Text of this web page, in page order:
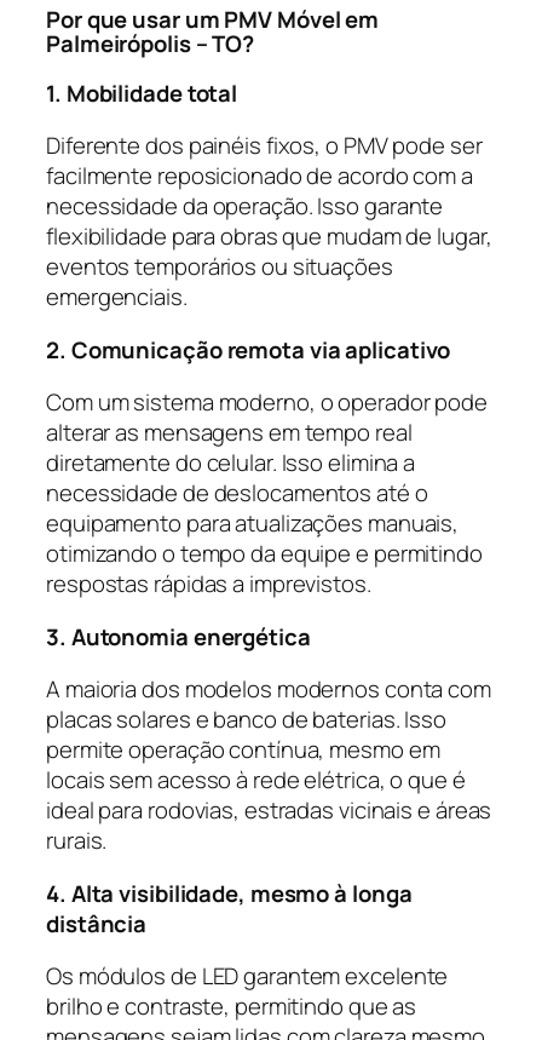
Por que usar um PMV Móvel em
Palmeirópolis – TO?
1. Mobilidade total
Diferente dos painéis fixos, o PMV pode ser
facilmente reposicionado de acordo com a
necessidade da operação. Isso garante
flexibilidade para obras que mudam de lugar,
eventos temporários ou situações
emergenciais.
2. Comunicação remota via aplicativo
Com um sistema moderno, o operador pode
alterar as mensagens em tempo real
diretamente do celular. Isso elimina a
necessidade de deslocamentos até o
equipamento para atualizações manuais,
otimizando o tempo da equipe e permitindo
respostas rápidas a imprevistos.
3. Autonomia energética
A maioria dos modelos modernos conta com
placas solares e banco de baterias. Isso
permite operação contínua, mesmo em
locais sem acesso à rede elétrica, o que é
ideal para rodovias, estradas vicinais e áreas
rurais.
4. Alta visibilidade, mesmo à longa
distância
Os módulos de LED garantem excelente
brilho e contraste, permitindo que as